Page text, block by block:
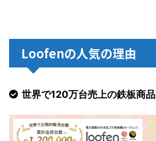
Loofenの人気の理由
世界で120万台売上の鉄板商品